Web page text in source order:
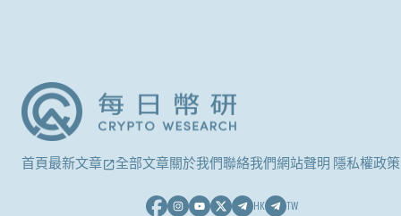
首頁最新文章 全部文章關於我們聯絡我們網站聲明 隱私權政策
HK TW